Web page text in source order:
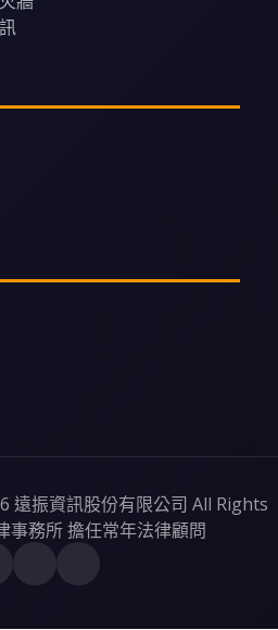
振資訊股份有限公司 All Rights
事務所 擔任常年法律顧問